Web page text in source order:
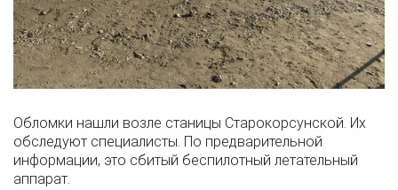
Обломки нашли возле станицы Старокорсунской. Их
обследуют специалисты. По предварительной
информации, это сбитый беспилотный летательный
аппарат.